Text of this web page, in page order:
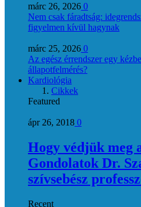
márc 26, 2026 0
Nem csak fáradtság:
figyelmen kívül hagynak
márc 25, 2026 0
Az egész érrendszer egy
állapotfelmérés?
Kardiológia
Cikkek
Featured
ápr 26, 2018 0
Hogy védjük meg
Gondolatok Dr.
szívsebész
Recent